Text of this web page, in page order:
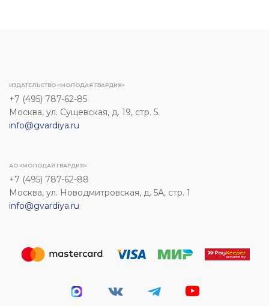
ИЗДАТЕЛЬСТВО «МОЛОДАЯ ГВАРДИЯ»
+7 (495) 787-62-85
Москва, ул. Сущевская, д. 19, стр. 5.
info@gvardiya.ru
АО «МОЛОДАЯ ГВАРДИЯ»
+7 (495) 787-62-88
Москва, ул. Новодмитровская, д. 5А, стр. 1
info@gvardiya.ru